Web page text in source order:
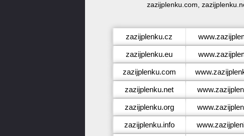
zazijplenku.com,
zazijplenku.cz
zazijplenku.eu
zazijplenku.com
zazijplenku.net
zazijplenku.org
zazijplenku.info